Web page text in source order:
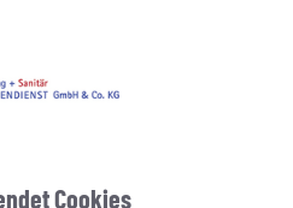
Cookies